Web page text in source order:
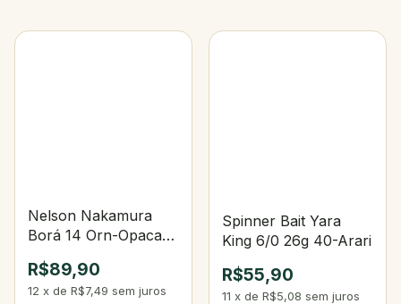
Nelson Nakamura
Borá 14 Orn-Opaca
R$89,90
12 x de R$7,49 sem juros
Spinner Bait Yara
King 6/0 26g 40-Arari
R$55,90
11 x de R$5,08 sem juros